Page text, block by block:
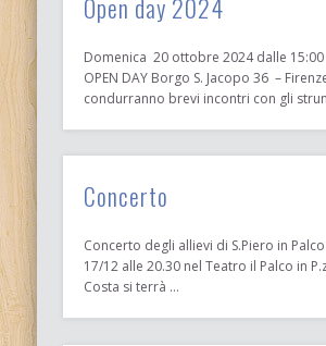
Open day 2024
Domenica 20 ottobre 2024 dalle 15:00
OPEN DAY Borgo S. Jacopo 36 –
condurranno brevi incontri con gli
Concerto
Concerto degli allievi di S.Piero in
17/12 alle 20.30 nel Teatro il Palco in
Costa si terrà …